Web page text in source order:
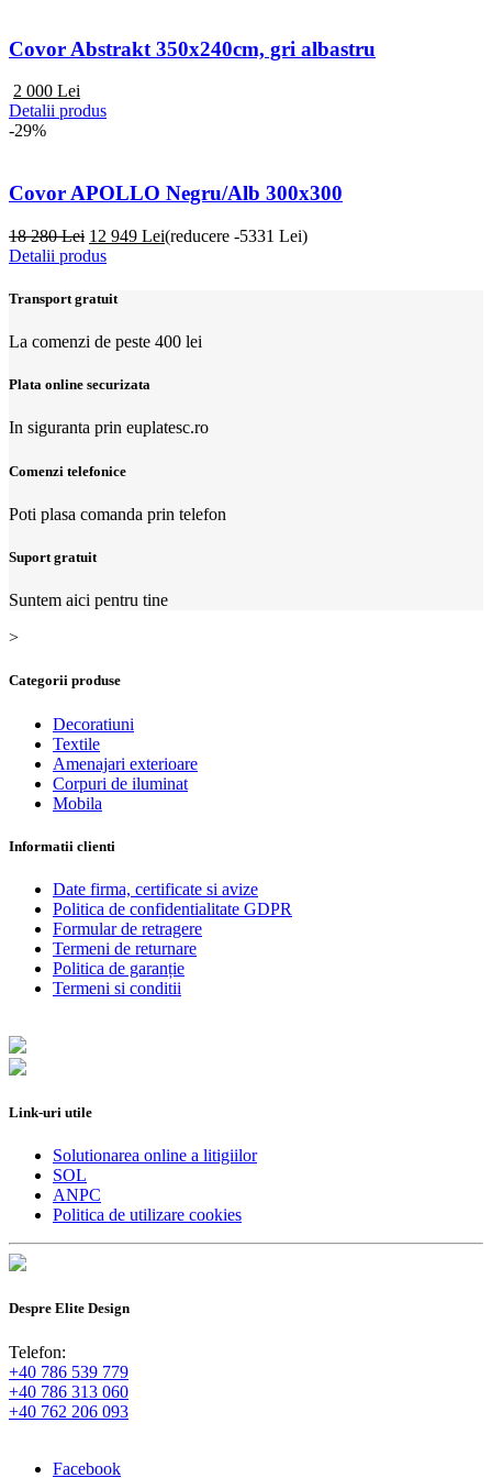
Covor Abstrakt 350x240cm, gri albastru
2 000 Lei
Detalii produs
-29%
Covor APOLLO Negru/Alb 300x300
18 280 Lei 12 949 Lei(reducere -5331 Lei)
Detalii produs
Transport gratuit
La comenzi de peste 400 lei
Plata online securizata
In siguranta prin euplatesc.ro
Comenzi telefonice
Poti plasa comanda prin telefon
Suport gratuit
Suntem aici pentru tine
>
Categorii produse
Decoratiuni
Textile
Amenajari exterioare
Corpuri de iluminat
Mobila
Informatii clienti
Date firma, certificate si avize
Politica de confidentialitate GDPR
Formular de retragere
Termeni de returnare
Politica de garanție
Termeni si conditii
Link-uri utile
Solutionarea online a litigiilor
SOL
ANPC
Politica de utilizare cookies
Despre Elite Design
Telefon:
+40 786 539 779
+40 786 313 060
+40 762 206 093
Facebook